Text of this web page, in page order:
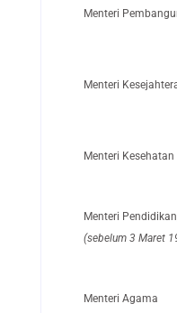
Menteri
Menteri
Menteri Kesehatan
Menteri
(sebelum 3 Maret
Menteri Agama